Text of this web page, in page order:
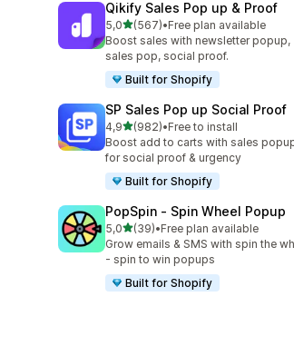
Qikify Sales Pop up & Proof
5,0av 5 stjerner
(567)
Totalt 567 omtaler
•Free plan available
Boost sales with newsletter popup,
sales pop, social proof.
Built for Shopify
SP Sales Pop up Social Proof
4,9av 5 stjerner
(982)
Totalt 982 omtaler
•Free to install
Boost add to carts with sales
for social proof & urgency
Built for Shopify
PopSpin ‑ Spin Wheel Popup
5,0av 5 stjerner
(39)
Totalt 39 omtaler
•Free plan available
Grow emails & SMS with spin the
- spin to win popups
Built for Shopify